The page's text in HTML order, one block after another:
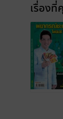
เรื่องที่